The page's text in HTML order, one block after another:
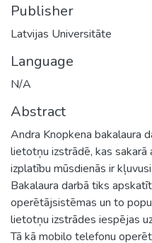
Publisher
Latvijas Universitāte
Language
N/A
Abstract
Andra Knopkena bakalaura
lietotņu izstrādē, kas
izplatību mūsdienās ir
Bakalaura darbā tiks
operētājsistēmas un to
lietotņu izstrādes iespējas
Tā kā mobilo telefonu